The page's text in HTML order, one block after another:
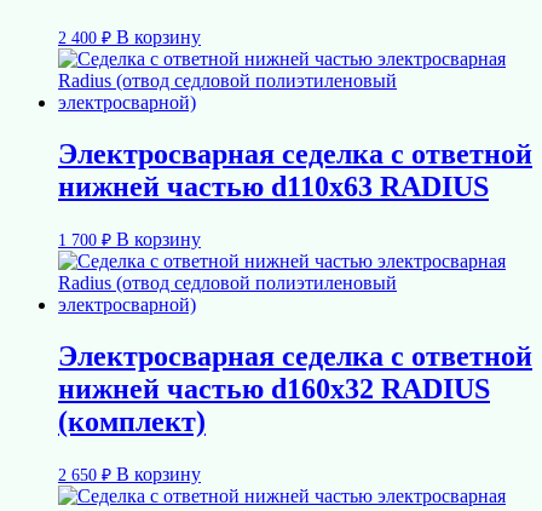
2 400 ₽ В корзину
Электросварная седелка с ответной
нижней частью d110х63 RADIUS
1 700 ₽ В корзину
Электросварная седелка с ответной
нижней частью d160х32 RADIUS
(комплект)
2 650 ₽ В корзину